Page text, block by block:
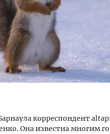
корреспондент
Она известна многим
и вид на горы.
апарт-отель